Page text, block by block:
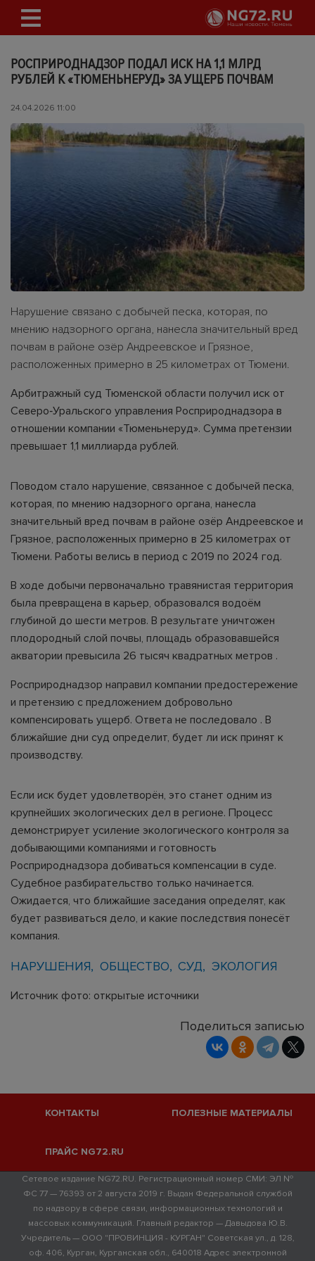
РОСПРИРОДНАДЗОР ПОДАЛ ИСК НА 1,1 МЛРД
РУБЛЕЙ К «ТЮМЕНЬНЕРУД» ЗА УЩЕРБ ПОЧВАМ
24.04.2026 11:00
Нарушение связано с добычей песка, которая, по
мнению надзорного органа, нанесла значительный вред
почвам в районе озёр Андреевское и Грязное,
расположенных примерно в 25 километрах от Тюмени.
Арбитражный суд Тюменской области получил иск от
Северо‑Уральского управления Росприроднадзора в
отношении компании «Тюменьнеруд». Сумма претензии
превышает 1,1 миллиарда рублей.
Поводом стало нарушение, связанное с добычей песка,
которая, по мнению надзорного органа, нанесла
значительный вред почвам в районе озёр Андреевское и
Грязное, расположенных примерно в 25 километрах от
Тюмени. Работы велись в период с 2019 по 2024 год.
В ходе добычи первоначально травянистая территория
была превращена в карьер, образовался водоём
глубиной до шести метров. В результате уничтожен
плодородный слой почвы, площадь образовавшейся
акватории превысила 26 тысяч квадратных метров .
Росприроднадзор направил компании предостережение
и претензию с предложением добровольно
компенсировать ущерб. Ответа не последовало . В
ближайшие дни суд определит, будет ли иск принят к
производству.
Если иск будет удовлетворён, это станет одним из
крупнейших экологических дел в регионе. Процесс
демонстрирует усиление экологического контроля за
добывающими компаниями и готовность
Росприроднадзора добиваться компенсации в суде.
Судебное разбирательство только начинается.
Ожидается, что ближайшие заседания определят, как
будет развиваться дело, и какие последствия понесёт
компания.
НАРУШЕНИЯ ОБЩЕСТВО СУД ЭКОЛОГИЯ
Источник фото: открытые источники
Поделиться записью
КОНТАКТЫ ПОЛЕЗНЫЕ МАТЕРИАЛЫ
ПРАЙС NG72.RU
Сетевое издание NG72.RU. Регистрационный номер СМИ: ЭЛ №
ФС 77 — 76393 от 2 августа 2019 г. Выдан Федеральной службой
по надзору в сфере связи, информационных технологий и
массовых коммуникаций. Главный редактор — Давыдова Ю.В.
Учредитель — ООО "ПРОВИНЦИЯ - КУРГАН" Советская ул., д. 128,
оф. 406, Курган, Курганская обл., 640018 Адрес электронной